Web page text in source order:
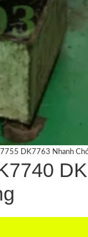
DK7763 Nhanh